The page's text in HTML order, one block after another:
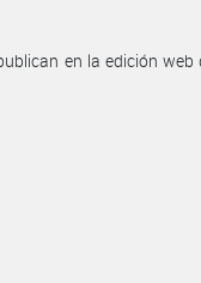
en la edición web